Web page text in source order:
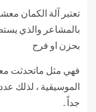
تعتبر آلة الكمان
بالمشاعر والذي
بحزن او فرح
فهي مثل ماتحدثت
الموسيقية ، لذلك عدد
جداً .